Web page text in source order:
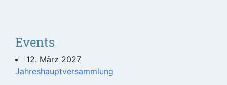
Events
12. März 2027
Jahreshauptversammlung